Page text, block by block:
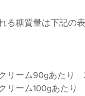
る糖質量は下記の
90gあたり　
あたり　